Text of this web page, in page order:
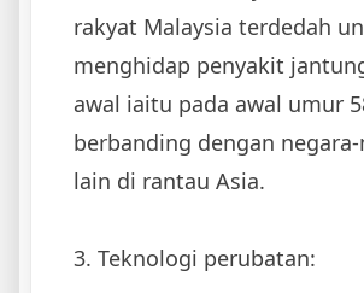
rakyat Malaysia terdedah
menghidap penyakit
awal iaitu pada awal umur
berbanding dengan
lain di rantau Asia.
3. ‌Teknologi perubatan: